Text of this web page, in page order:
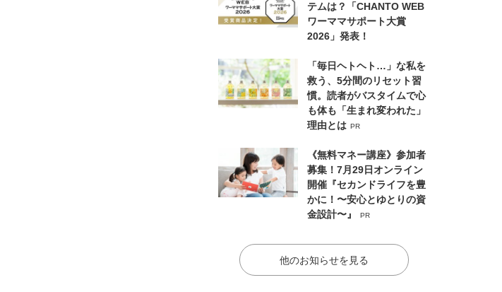
テムは？「CHANTO WEB
ワーママサポート大賞
2026」発表！
「毎日ヘトヘト…」な私を
救う、5分間のリセット習
慣。読者がバスタイムで心
も体も「生まれ変われた」
理由とは PR
《無料マネー講座》参加者
募集！7月29日オンライン
開催『セカンドライフを豊
かに！〜安心とゆとりの資
金設計〜』
PR
他のお知らせを見る